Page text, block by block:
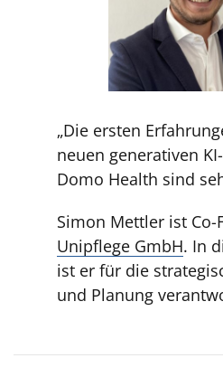
„Die ersten
neuen generativen
Domo Health sind
Simon Mettler ist Co-
Unipflege GmbH. In
ist er für die
und Planung